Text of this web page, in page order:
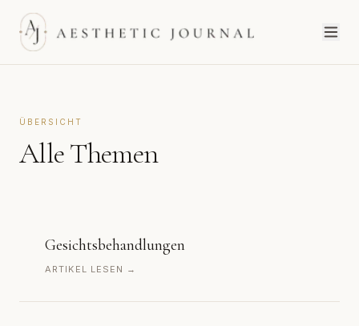
ÜBERSICHT
Alle Themen
Gesichtsbehandlungen
ARTIKEL LESEN →